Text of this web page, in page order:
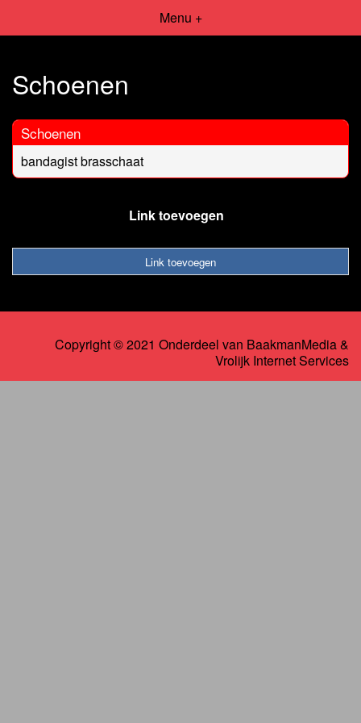
Menu +
Schoenen
Schoenen
bandagist brasschaat
Link toevoegen
Link toevoegen
Copyright © 2021 Onderdeel van BaakmanMedia&
Vrolijk Internet Services